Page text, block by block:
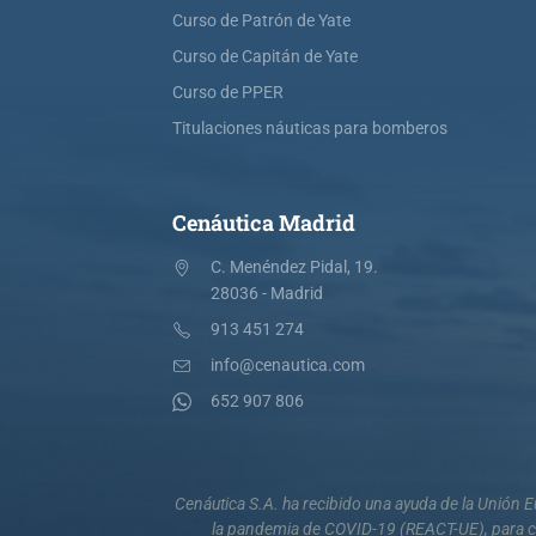
Curso de Patrón de Yate
Curso de Capitán de Yate
Curso de PPER
Titulaciones náuticas para bomberos
Cenáutica Madrid
C. Menéndez Pidal, 19.
28036 - Madrid
913 451 274
info@cenautica.com
652 907 806
Cenáutica S.A. ha recibido una ayuda de la
la pandemia de COVID-19 (REACT-UE),